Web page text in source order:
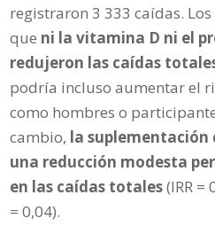
registraron 3 333 caídas.
que ni la vitamina D ni el
redujeron las caídas
podría incluso aumentar el
como hombres o
cambio, la suplementación
una reducción modesta
en las caídas totales(IRR =
= 0,04).